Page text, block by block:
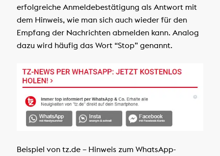
erfolgreiche Anmeldebestätigung als Antwort mit
dem Hinweis, wie man sich auch wieder für den
Empfang der Nachrichten abmelden kann. Analog
dazu wird häufig das Wort “Stop” genannt.
Beispiel von tz.de – Hinweis zum WhatsApp-